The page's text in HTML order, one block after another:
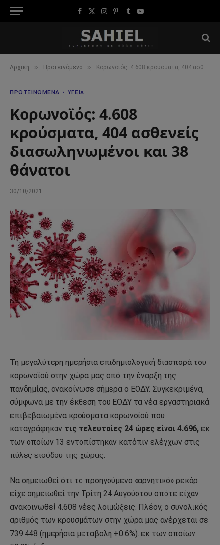
Facebook
X
Instagram
Pinterest
TumblrYouTube
Αρχική » Προτεινόμενα » Κορωνοϊός: 4.608 κρούσματα, 404 ασθενείς διασωληνωμένοι και 38 θάνατοι
ΠΡΟΤΕΙΝΌΜΕΝΑ ΥΓΕΊΑ
Κορωνοϊός: 4.608
κρούσματα, 404 ασθενείς
διασωληνωμένοι και 38
θάνατοι
30/10/2021
Τη μεγαλύτερη ημερήσια επιδημιολογική διασπορά του
κορωνοϊού στην χώρα μας από την έναρξη της
πανδημίας, ανακοίνωσε σήμερα ο ΕΟΔΥ. Συγκεκριμένα,
σύμφωνα με την έκθεση του ΕΟΔΥ τα νέα εργαστηριακά
επιβεβαιωμένα κρούσματα κορωνοϊού που
καταγράφηκαν τις τελευταίες 24 ώρες είναι 4.696, εκ
των οποίων 13 εντοπίστηκαν κατόπιν ελέγχων στις
πύλες εισόδου της χώρας.
Να σημειωθεί ότι το προηγούμενο «αρνητικό» ρεκόρ
είχε σημειωθεί την Τρίτη 24 Αυγούστου οπότε είχαν
ανακοινωθεί 4.608 νέες λοιμώξεις. Πλέον, ο συνολικός
αριθμός των κρουσμάτων στην χώρα μας ανέρχεται σε
739.448 (ημερήσια μεταβολή +0.6%), εκ των οποίων